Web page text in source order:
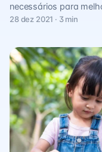
necessários para
28 dez 2021 · 3 min